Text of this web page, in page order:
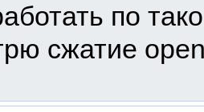
по
сжатие